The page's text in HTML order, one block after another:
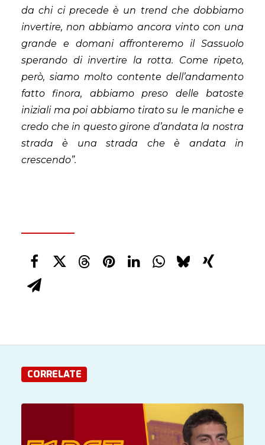
da chi ci precede è un trend che dobbiamo
invertire, non abbiamo ancora vinto con una
grande e domani affronteremo il Sassuolo
sperando di invertire la rotta. Come ripeto,
però, siamo molto contente dell’andamento
fatto finora, abbiamo preso delle batoste
iniziali ma poi abbiamo tirato su le maniche e
credo che in questo girone d’andata la nostra
strada è una strada che è andata in
crescendo”.
CORRELATE